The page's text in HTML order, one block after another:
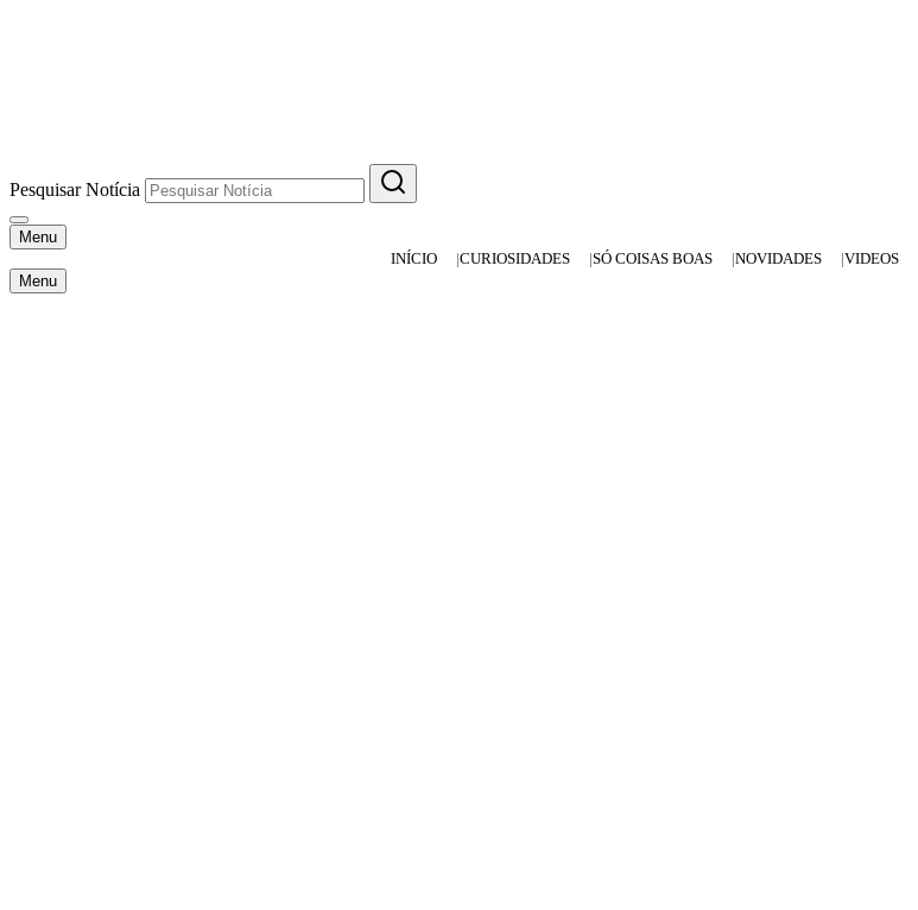
Pesquisar Notícia
Menu
INÍCIO
CURIOSIDADES SÓ COISAS BOAS NOVIDADES VIDEOS
Menu